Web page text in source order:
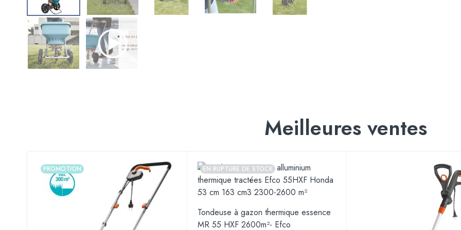
Meilleures ventes
PROMOTION EN RUPTURE DE STOCK
Tondeuse à gazon thermique essence
MR 55 HXF 2600m²- Efco